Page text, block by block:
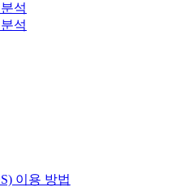
석
석
이용 방법